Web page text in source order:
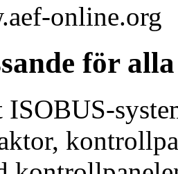
online.org
för